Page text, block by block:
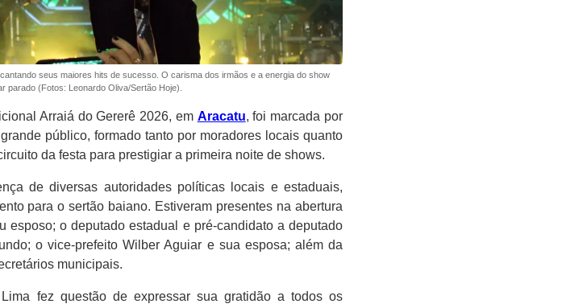
seus maiores hits de sucesso. O carisma dos irmãos e a energia do show
parado (Fotos: Leonardo Oliva/Sertão Hoje).
Arraiá do Gererê 2026, em Aracatu, foi marcada por
público, formado tanto por moradores locais quanto
da festa para prestigiar a primeira noite de shows.
de diversas autoridades políticas locais e estaduais,
para o sertão baiano. Estiveram presentes na abertura
o deputado estadual e pré-candidato a deputado
o vice-prefeito Wilber Aguiar e sua esposa; além da
municipais.
fez questão de expressar sua gratidão a todos os